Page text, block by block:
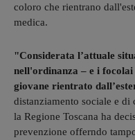
coloro che rientrano
medica.
"Considerata l’attuale
nell'ordinanza – e i focolai
giovane rientrato
distanziamento sociale e
la Regione Toscana ha
prevenzione offerndo